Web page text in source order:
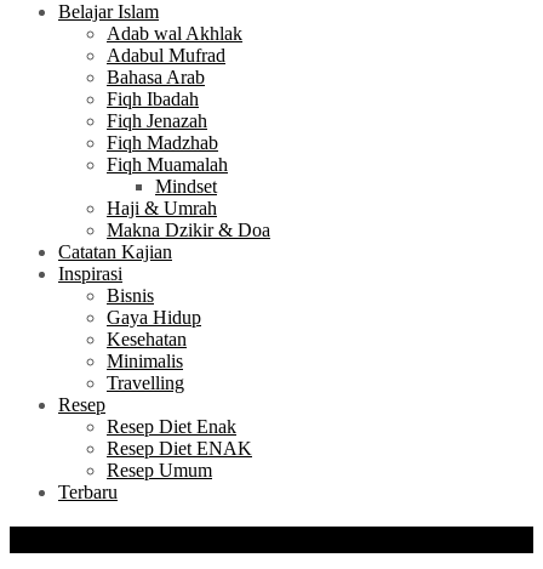
Belajar Islam
Adab wal Akhlak
Adabul Mufrad
Bahasa Arab
Fiqh Ibadah
Fiqh Jenazah
Fiqh Madzhab
Fiqh Muamalah
Mindset
Haji & Umrah
Makna Dzikir & Doa
Catatan Kajian
Inspirasi
Bisnis
Gaya Hidup
Kesehatan
Minimalis
Travelling
Resep
Resep Diet Enak
Resep Diet ENAK
Resep Umum
Terbaru